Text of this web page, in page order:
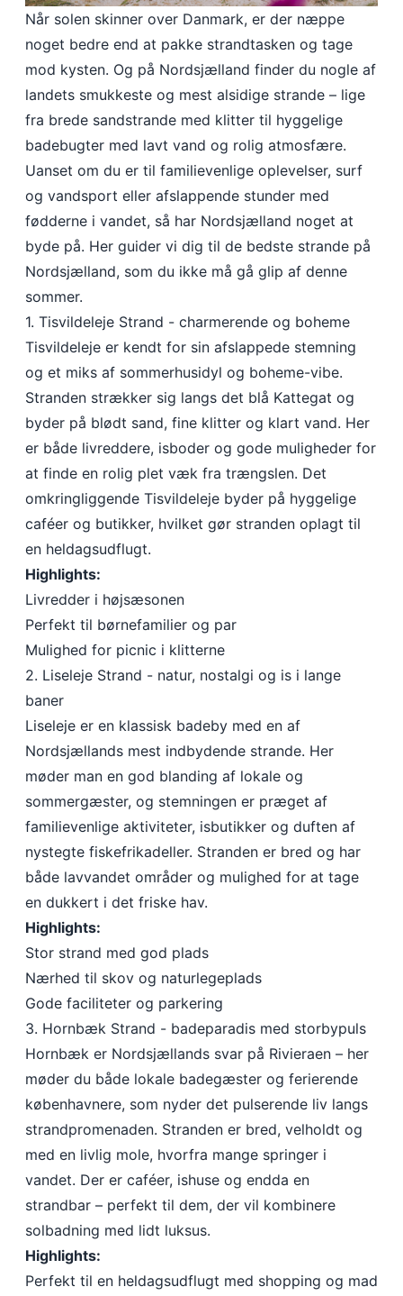
Når solen skinner over Danmark, er der næppe
noget bedre end at pakke strandtasken og tage
mod kysten. Og på Nordsjælland finder du nogle af
landets smukkeste og mest alsidige strande – lige
fra brede sandstrande med klitter til hyggelige
badebugter med lavt vand og rolig atmosfære.
Uanset om du er til familievenlige oplevelser, surf
og vandsport eller afslappende stunder med
fødderne i vandet, så har Nordsjælland noget at
byde på. Her guider vi dig til de bedste strande på
Nordsjælland, som du ikke må gå glip af denne
sommer.
1. Tisvildeleje Strand - charmerende og boheme
Tisvildeleje er kendt for sin afslappede stemning
og et miks af sommerhusidyl og boheme-vibe.
Stranden strækker sig langs det blå Kattegat og
byder på blødt sand, fine klitter og klart vand. Her
er både livreddere, isboder og gode muligheder for
at finde en rolig plet væk fra trængslen. Det
omkringliggende Tisvildeleje byder på hyggelige
caféer og butikker, hvilket gør stranden oplagt til
en heldagsudflugt.
Highlights:
Livredder i højsæsonen
Perfekt til børnefamilier og par
Mulighed for picnic i klitterne
2. Liseleje Strand - natur, nostalgi og is i lange
baner
Liseleje er en klassisk badeby med en af
Nordsjællands mest indbydende strande. Her
møder man en god blanding af lokale og
sommergæster, og stemningen er præget af
familievenlige aktiviteter, isbutikker og duften af
nystegte fiskefrikadeller. Stranden er bred og har
både lavvandet områder og mulighed for at tage
en dukkert i det friske hav.
Highlights:
Stor strand med god plads
Nærhed til skov og naturlegeplads
Gode faciliteter og parkering
3. Hornbæk Strand - badeparadis med storbypuls
Hornbæk er Nordsjællands svar på Rivieraen – her
møder du både lokale badegæster og ferierende
københavnere, som nyder det pulserende liv langs
strandpromenaden. Stranden er bred, velholdt og
med en livlig mole, hvorfra mange springer i
vandet. Der er caféer, ishuse og endda en
strandbar – perfekt til dem, der vil kombinere
solbadning med lidt luksus.
Highlights:
Perfekt til en heldagsudflugt med shopping og mad